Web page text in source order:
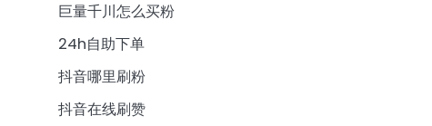
巨量千川怎么买粉
24h自助下单
抖音哪里刷粉
抖音在线刷赞